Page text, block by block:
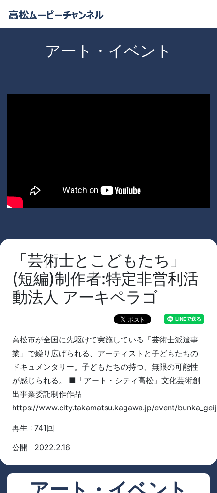
アート・イベント
「芸術士とこどもたち」
(短編)制作者:特定非営利活
動法人 アーキペラゴ
高松市が全国に先駆けて実施している「芸術士派遣事
業」で繰り広げられる、アーティストと子どもたちの
ドキュメンタリー。子どもたちの持つ、無限の可能性
が感じられる。 ■「アート・シティ高松」文化芸術創
出事業委託制作作品
https://www.city.takamatsu.kagawa.jp/event/
再生 : 741回
公開 : 2022.2.16